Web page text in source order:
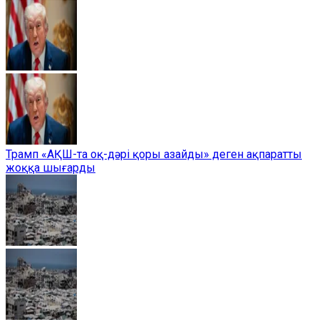
Трамп «АҚШ-та оқ-дәрі қоры азайды» деген ақпаратты
жоққа шығарды